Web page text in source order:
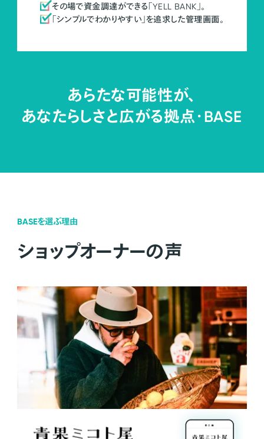
その場で資金調達ができる「YELL BANK」。
「シンプルでわかりやすい」を追求した管理画面。
あらたな可能性が、
あなたらしさと広がる拠点・BASE
BASEを選ぶ理由
ショップオーナーの声